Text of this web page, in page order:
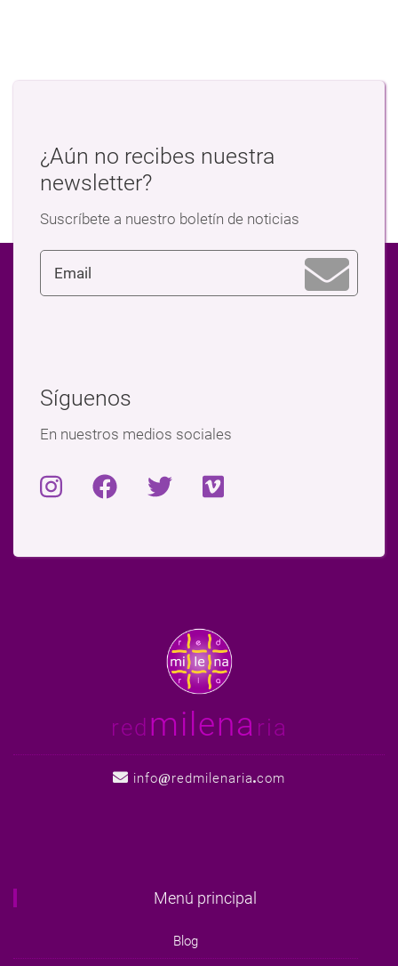
¿Aún no recibes nuestra
newsletter?
Suscríbete a nuestro boletín de noticias
Síguenos
En nuestros medios sociales
red milena ria
info redmilenaria com
Menú principal
Blog